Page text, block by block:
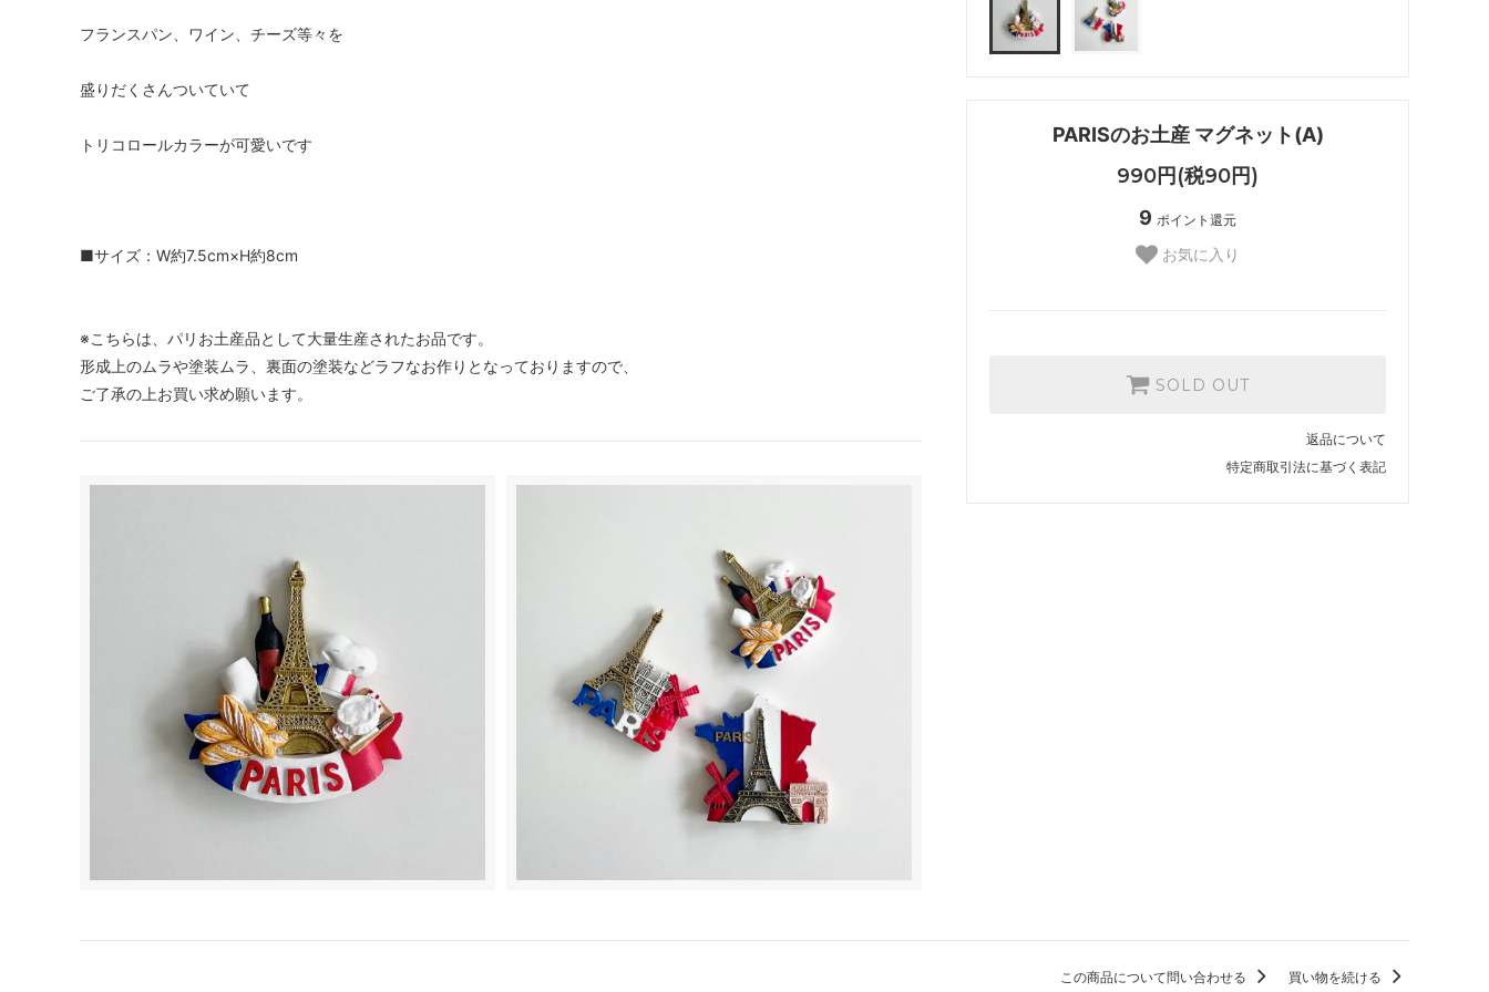
PARISのお土産 マグネット(A)
990円(税90円)
9 ポイント還元
お気に入り
SOLD OUT
返品について
特定商取引法に基づく表記
フランスパン、ワイン、チーズ等々を
盛りだくさんついていて
トリコロールカラーが可愛いです
■サイズ：W約7.5cm×H約8cm
※こちらは、パリお土産品として大量生産されたお品です。
形成上のムラや塗装ムラ、裏面の塗装などラフなお作りとなっておりますので、
ご了承の上お買い求め願います。
この商品について問い合わせる 買い物を続ける